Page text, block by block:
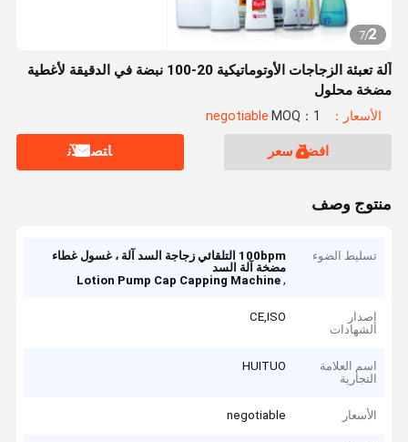
2
/
7
آلة تعبئة الزجاجات الأوتوماتيكية 20-100 نبضة في الدقيقة لأغطية
مضخة محلول
الأسعار：negotiable MOQ：1
افضل سعر ﺎﺘﺼﻟ ﺍﻶﻧ
منتوج وصف
تسليط الضوء
100bpm التلقائي زجاجة السد آلة ، غسول غطاء
مضخة آلة السد
,
Lotion Pump Cap Capping Machine
إصدار
الشهادات
CE,ISO
اسم العلامة
التجارية
HUITUO
الأسعار negotiable